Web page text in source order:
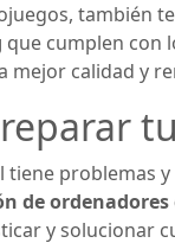
también
que cumplen con
mejor calidad y
problemas
de ordenadores
y solucionar